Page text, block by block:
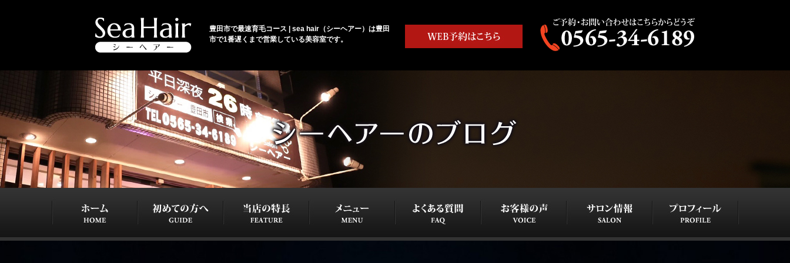
豊田市で最速育毛コース | sea hair（シーヘアー）は豊田
市で1番遅くまで営業している美容室です。